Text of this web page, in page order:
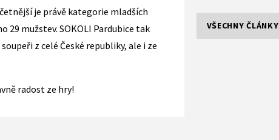
VŠECHNY ČLÁNKY
je právě kategorie mladších
29 mužstev. SOKOLI Pardubice tak
z celé České republiky, ale i ze
radost ze hry!